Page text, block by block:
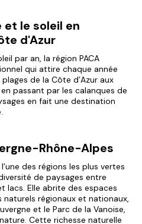
le soleil en
d'Azur
par an, la région PACA
qui attire chaque année
de la Côte d’Azur aux
passant par les calanques de
en fait une destination
Rhône-Alpes
des régions les plus vertes
de paysages entre
lacs. Elle abrite des espaces
régionaux et nationaux,
et le Parc de la Vanoise,
Cette richesse naturelle